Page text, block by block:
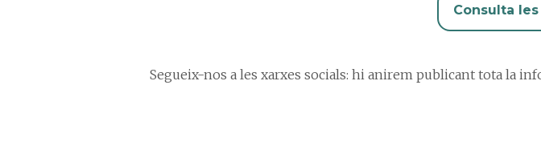
Consulta
Segueix-nos a les xarxes socials: hi anirem publicant tota la